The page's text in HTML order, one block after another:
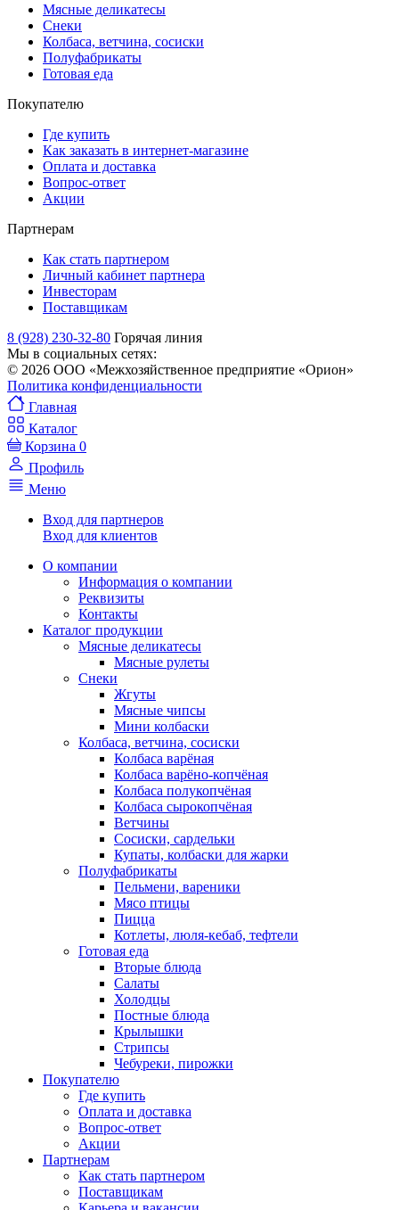
Мясные деликатесы
Снеки
Колбаса, ветчина, сосиски
Полуфабрикаты
Готовая еда
Покупателю
Где купить
Как заказать в интернет-магазине
Оплата и доставка
Вопрос-ответ
Акции
Партнерам
Как стать партнером
Личный кабинет партнера
Инвесторам
Поставщикам
8 (928) 230-32-80 Горячая линия
Мы в социальных сетях:
© 2026 ООО «Межхозяйственное предприятие «Орион»
Политика конфиденциальности
Главная
Каталог
Корзина 0
Профиль
Меню
Вход для партнеров
Вход для клиентов
О компании
Информация о компании
Реквизиты
Контакты
Каталог продукции
Мясные деликатесы
Мясные рулеты
Снеки
Жгуты
Мясные чипсы
Мини колбаски
Колбаса, ветчина, сосиски
Колбаса варёная
Колбаса варёно-копчёная
Колбаса полукопчёная
Колбаса сырокопчёная
Ветчины
Сосиски, сардельки
Купаты, колбаски для жарки
Полуфабрикаты
Пельмени, вареники
Мясо птицы
Пицца
Котлеты, люля-кебаб, тефтели
Готовая еда
Вторые блюда
Салаты
Холодцы
Постные блюда
Крылышки
Стрипсы
Чебуреки, пирожки
Покупателю
Где купить
Оплата и доставка
Вопрос-ответ
Акции
Партнерам
Как стать партнером
Поставщикам